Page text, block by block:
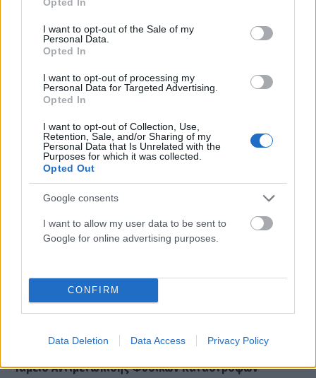
use your data for below specified purposes in below Google
consent section.
I want to opt-out of the Sale of my
Personal Data.
Opted In
I want to opt-out of processing my
Personal Data for Targeted Advertising.
Opted In
I want to opt-out of Collection, Use,
Retention, Sale, and/or Sharing of my
Personal Data that Is Unrelated with the
Purposes for which it was collected.
Opted Out
Google consents
I want to allow my user data to be sent to
Google for online advertising purposes.
CONFIRM
Data Deletion Data Access Privacy Policy
ΠΟΛΙΤΙΚΉ
Το μεγάλο γαλλικό «ναι» στο καλώδιο Ελλάδας –
Κύπρου
Ταμείο Αντιμετώπισης Φυσικών Καταστροφών